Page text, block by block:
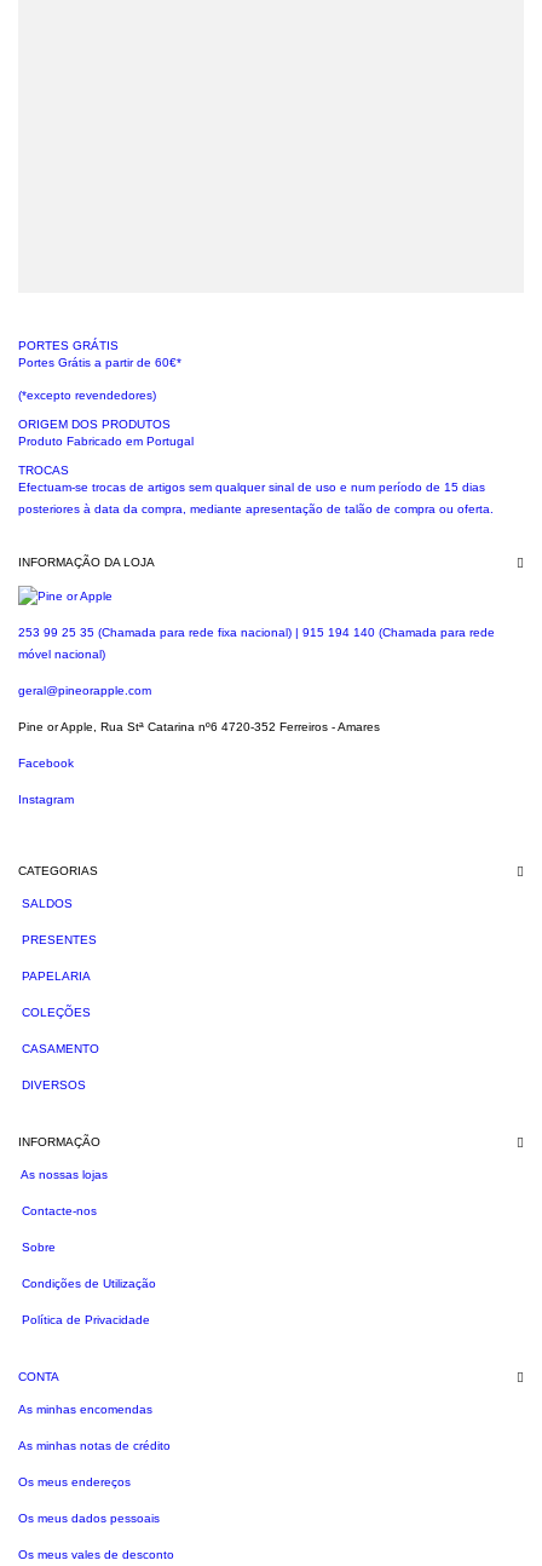
PORTES GRÁTIS
Portes Grátis a partir de 60€*
(*excepto revendedores)
ORIGEM DOS PRODUTOS
Produto Fabricado em Portugal
TROCAS
Efectuam-se trocas de artigos sem qualquer sinal de uso e num período de 15 dias
posteriores à data da compra, mediante apresentação de talão de compra ou oferta.
INFORMAÇÃO DA LOJA
253 99 25 35 (Chamada para rede fixa nacional) | 915 194 140 (Chamada para rede
móvel nacional)
geral@pineorapple.com
Pine or Apple, Rua Stª Catarina nº6 4720-352 Ferreiros - Amares
Facebook
Instagram
CATEGORIAS
SALDOS
PRESENTES
PAPELARIA
COLEÇÕES
CASAMENTO
DIVERSOS
INFORMAÇÃO
As nossas lojas
Contacte-nos
Sobre
Condições de Utilização
Política de Privacidade
CONTA
As minhas encomendas
As minhas notas de crédito
Os meus endereços
Os meus dados pessoais
Os meus vales de desconto